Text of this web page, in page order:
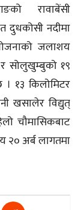
रावाबेंसी
दुधकोसी नदीमा
जलाशय
सोलुखुम्बुको १९
। १३ किलोमिटर
खसालेर विद्युत्
चौमासिकबाट
२० अर्ब लागतमा